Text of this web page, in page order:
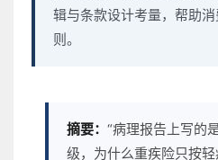
辑与条款设计考量，帮助
则。
摘要： “病理报告上写的
级，为什么重疾险只按